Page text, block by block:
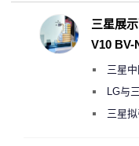
三星展
V10 BV-
三星
月销售额
LG与
偷偷共享
三星